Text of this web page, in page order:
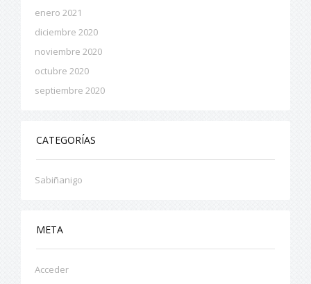
enero 2021
diciembre 2020
noviembre 2020
octubre 2020
septiembre 2020
CATEGORÍAS
Sabiñanigo
META
Acceder